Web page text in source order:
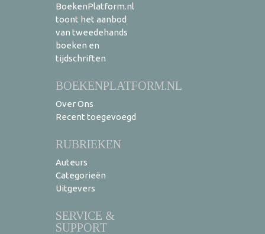
BoekenPlatform.nl
toont het aanbod
van tweedehands
boeken en
tijdschriften
BOEKENPLATFORM.NL
Over Ons
Recent toegevoegd
RUBRIEKEN
Auteurs
Categorieën
Uitgevers
SERVICE &
SUPPORT